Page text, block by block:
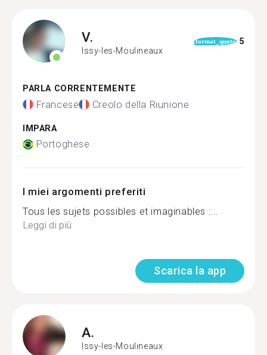
V.
Issy-les-Moulineaux
format_quote 5
PARLA CORRENTEMENTE
Francese Creolo della Riunione
IMPARA
Portoghese
I miei argomenti preferiti
Tous les sujets possibles et imaginables :...
Leggi di più
Scarica la app
A.
Issy-les-Moulineaux